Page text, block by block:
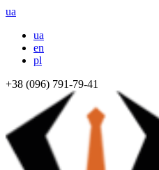
ua
ua
en
pl
+38 (096) 791-79-41